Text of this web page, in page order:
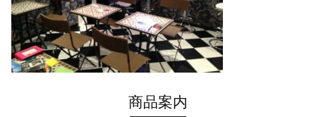
商品案内